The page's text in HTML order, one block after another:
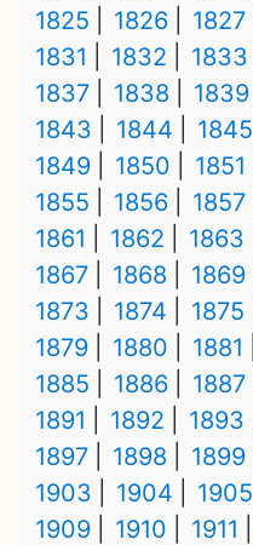
1825
1826 1827
1831
1832 1833
1837
1838 1839
1843
1844 1845
1849
1850 1851
1855
1856 1857
1861
1862 1863
1867
1868 1869
1873
1874 1875
1879
1880 1881
1885
1886 1887
1891
1892 1893
1897
1898 1899
1903
1904 1905
1909
1910 1911